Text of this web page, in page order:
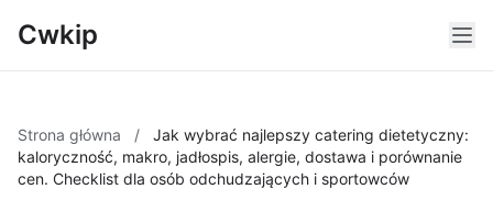
Cwkip
Strona główna /
Jak wybrać najlepszy catering dietetyczny:
kaloryczność, makro, jadłospis, alergie, dostawa i porównanie
cen. Checklist dla osób odchudzających i sportowców